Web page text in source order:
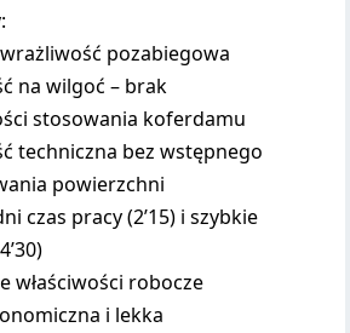
pozabiegowa
na wilgoć – brak
stosowania koferdamu
techniczna bez wstępnego
powierzchni
czas pracy (2’15) i szybkie
właściwości robocze
i lekka